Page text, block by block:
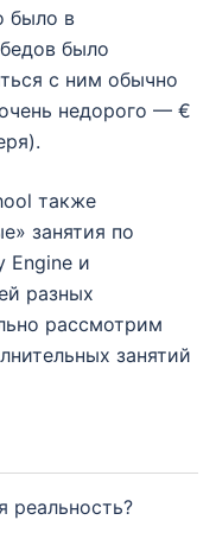
было в
было
с ним обычно
недорого — €
также
занятия по
Engine и
разных
рассмотрим
занятий
реальность?